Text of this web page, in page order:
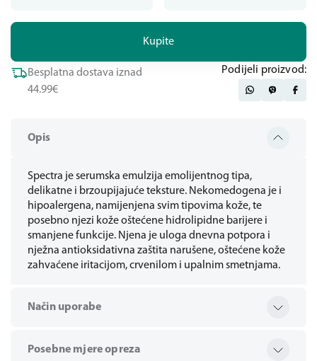
Opis
Spectra je serumska emulzija emolijentnog tipa,
delikatne i brzoupijajuće teksture. Nekomedogena je i
hipoalergena, namijenjena svim tipovima kože, te
posebno njezi kože oštećene hidrolipidne barijere i
smanjene funkcije. Njena je uloga dnevna potpora i
nježna antioksidativna zaštita narušene, oštećene kože
zahvaćene iritacijom, crvenilom i upalnim smetnjama.
Način uporabe
Posebne mjere opreza
Kupite
Besplatna dostava iznad
44.99€
Podijeli proizvod: